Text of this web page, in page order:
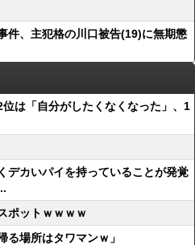
件、主犯格の川口被告(19)に無期懲
は「自分がしたくなくなった」、1
デカいパイを持っていることが発覚
ポットｗｗｗｗ
る場所はタワマンｗ」